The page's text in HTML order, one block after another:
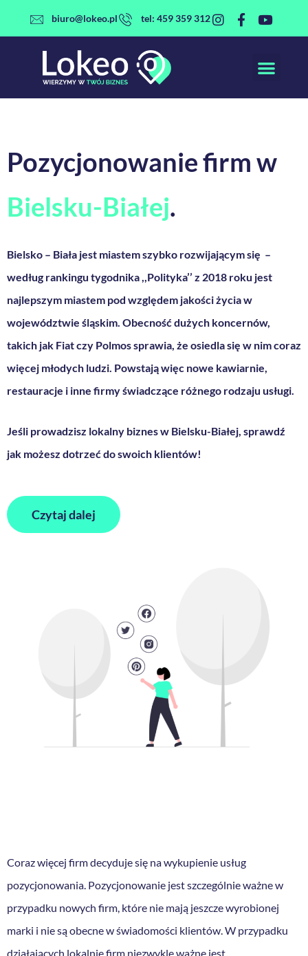
do
biuro@lokeo.pl tel: 459 359 312
Pozycjonowanie firm w
Bielsku-Białej.
Bielsko – Biała jest miastem szybko rozwijającym się –
według rankingu tygodnika ,,Polityka’’ z 2018 roku jest
najlepszym miastem pod względem jakości życia w
województwie śląskim. Obecność dużych koncernów,
takich jak Fiat czy Polmos sprawia, że osiedla się w nim coraz
więcej młodych ludzi. Powstają więc nowe kawiarnie,
restauracje i inne firmy świadczące różnego rodzaju usługi.
Jeśli prowadzisz lokalny biznes w Bielsku-Białej, sprawdź
jak możesz dotrzeć do swoich klientów!
Czytaj dalej
Coraz więcej firm decyduje się na wykupienie usług
pozycjonowania. Pozycjonowanie jest szczególnie ważne w
przypadku nowych firm, które nie mają jeszcze wyrobionej
marki i nie są obecne w świadomości klientów. W przypadku
działających lokalnie firm niezwykle ważne jest